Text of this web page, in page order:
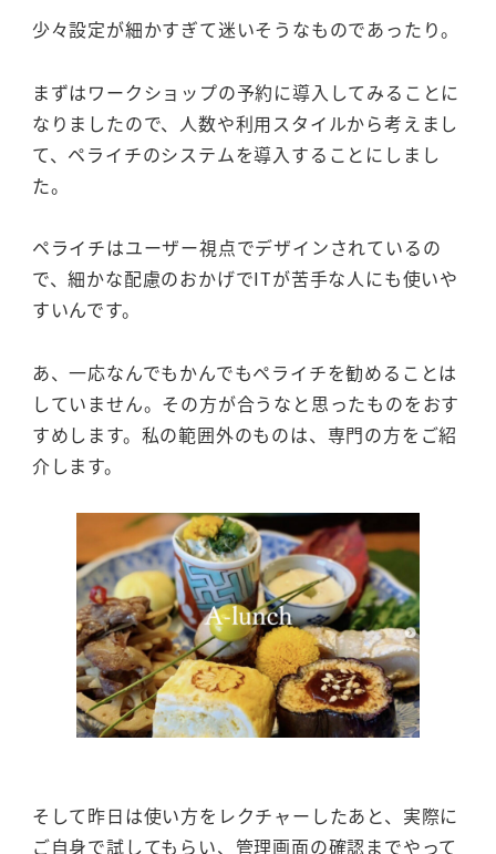
少々設定が細かすぎて迷いそうなものであったり。
まずはワークショップの予約に導入してみることに
なりましたので、人数や利用スタイルから考えまし
て、ペライチのシステムを導入することにしまし
た。
ペライチはユーザー視点でデザインされているの
で、細かな配慮のおかげでITが苦手な人にも使いや
すいんです。
あ、一応なんでもかんでもペライチを勧めることは
していません。その方が合うなと思ったものをおす
すめします。私の範囲外のものは、専門の方をご紹
介します。
そして昨日は使い方をレクチャーしたあと、実際に
ご自身で試してもらい、管理画面の確認までやって